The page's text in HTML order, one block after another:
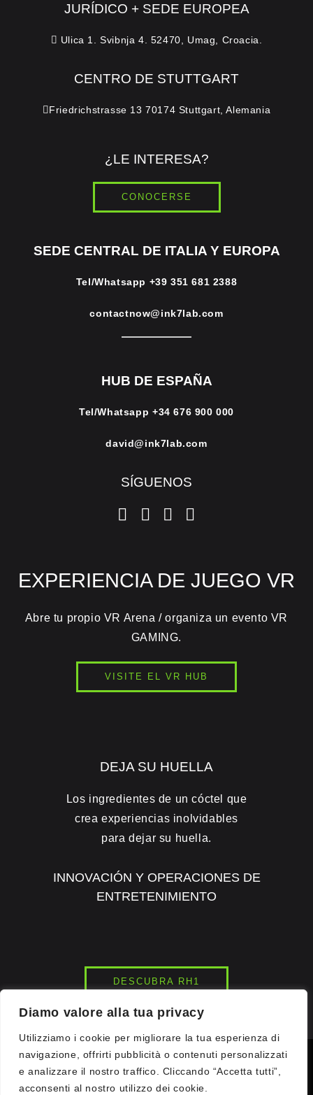
Diamo valore alla tua privacy
Utilizziamo i cookie per migliorare la tua esperienza di
navigazione, offrirti pubblicità o contenuti personalizzati
e analizzare il nostro traffico. Cliccando “Accetta tutti”,
acconsenti al nostro utilizzo dei cookie.
JURÍDICO + SEDE EUROPEA
Ulica 1. Svibnja 4. 52470, Umag, Croacia.
CENTRO DE STUTTGART
Friedrichstrasse 13 70174 Stuttgart, Alemania
¿LE INTERESA?
CONOCERSE
SEDE CENTRAL DE ITALIA Y EUROPA
Tel/Whatsapp +39 351 681 2388
contactnow@ink7lab.com
HUB DE ESPAÑA
Tel/Whatsapp +34 676 900 000
david@ink7lab.com
SÍGUENOS
EXPERIENCIA DE JUEGO VR
Abre tu propio VR Arena / organiza un evento VR
GAMING.
VISITE EL VR HUB
DEJA SU HUELLA
Los ingredientes de un cóctel que
crea experiencias inolvidables
para dejar su huella.
INNOVACIÓN Y OPERACIONES DE
ENTRETENIMIENTO
DESCUBRA RH1
© 2026 INK7LAB
STUDIOS. TODOS LOS DERECHOS
RESERVADOS.